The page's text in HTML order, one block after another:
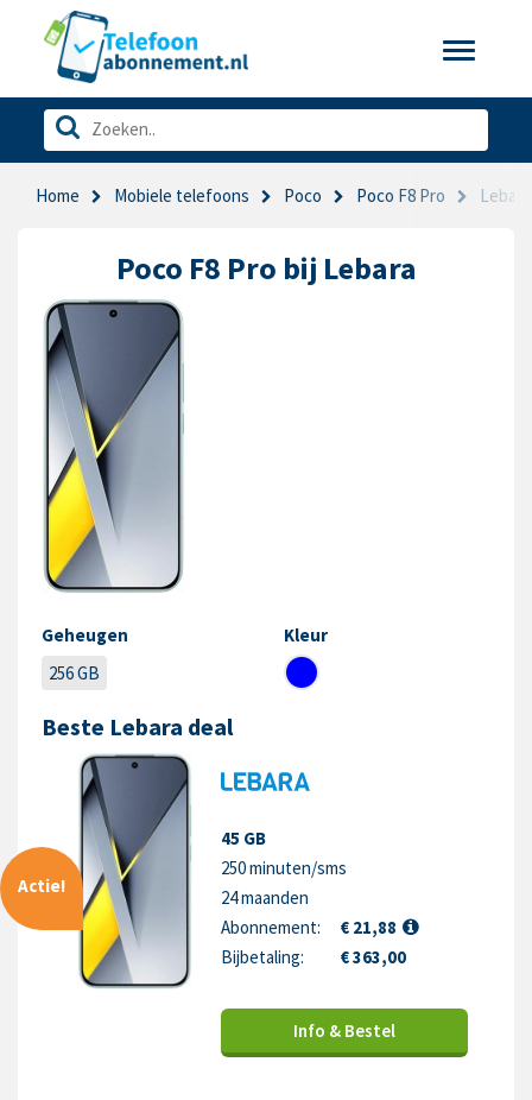
Toggle
Home Mobiele telefoons Poco Poco F8 Pro Lebara
Poco F8 Pro bij Lebara
Geheugen
256 GB
Kleur
Beste Lebara deal
Actie!
45 GB
250 minuten/sms
24 maanden
Abonnement:
€ 21,88
Bijbetaling:
€ 363,00
Info & Bestel